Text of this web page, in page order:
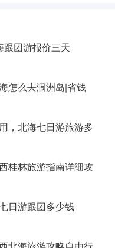
跟团游报价三天
怎么去涠洲岛|省钱
，北海七日游旅游多
桂林旅游指南详细攻
日游跟团多少钱
北海旅游攻略自由行